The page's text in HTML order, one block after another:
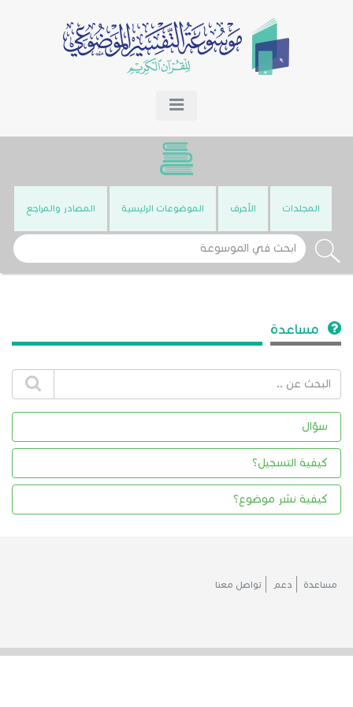
المجلدات الأحرف الموضوعات الرئيسية المصادر والمراجع
مساعدة
سؤال
كيفية التسجيل؟
كيفية نشر موضوع؟
مساعدة دعم تواصل معنا